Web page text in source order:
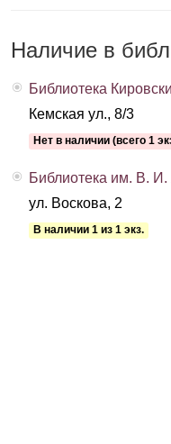
Наличие в
Библиотека
Кемская ул., 8/3
Нет в наличии (всего 1
Библиотека им. В.
ул. Воскова, 2
В наличии 1 из 1 экз.